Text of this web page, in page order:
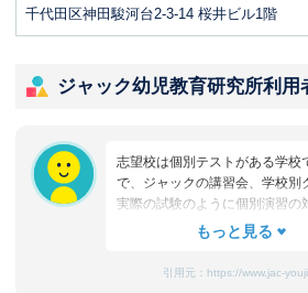
千代田区神田駿河台2-3-14 桜井ビル1階
ジャック幼児教育研究所利用
志望校は個別テストがある学校
で、ジャックの講習会、学校別
実際の試験のように個別演習の
きたことがとてもありがたかっ
できました。また、模擬テスト
引用元： https://www.jac-